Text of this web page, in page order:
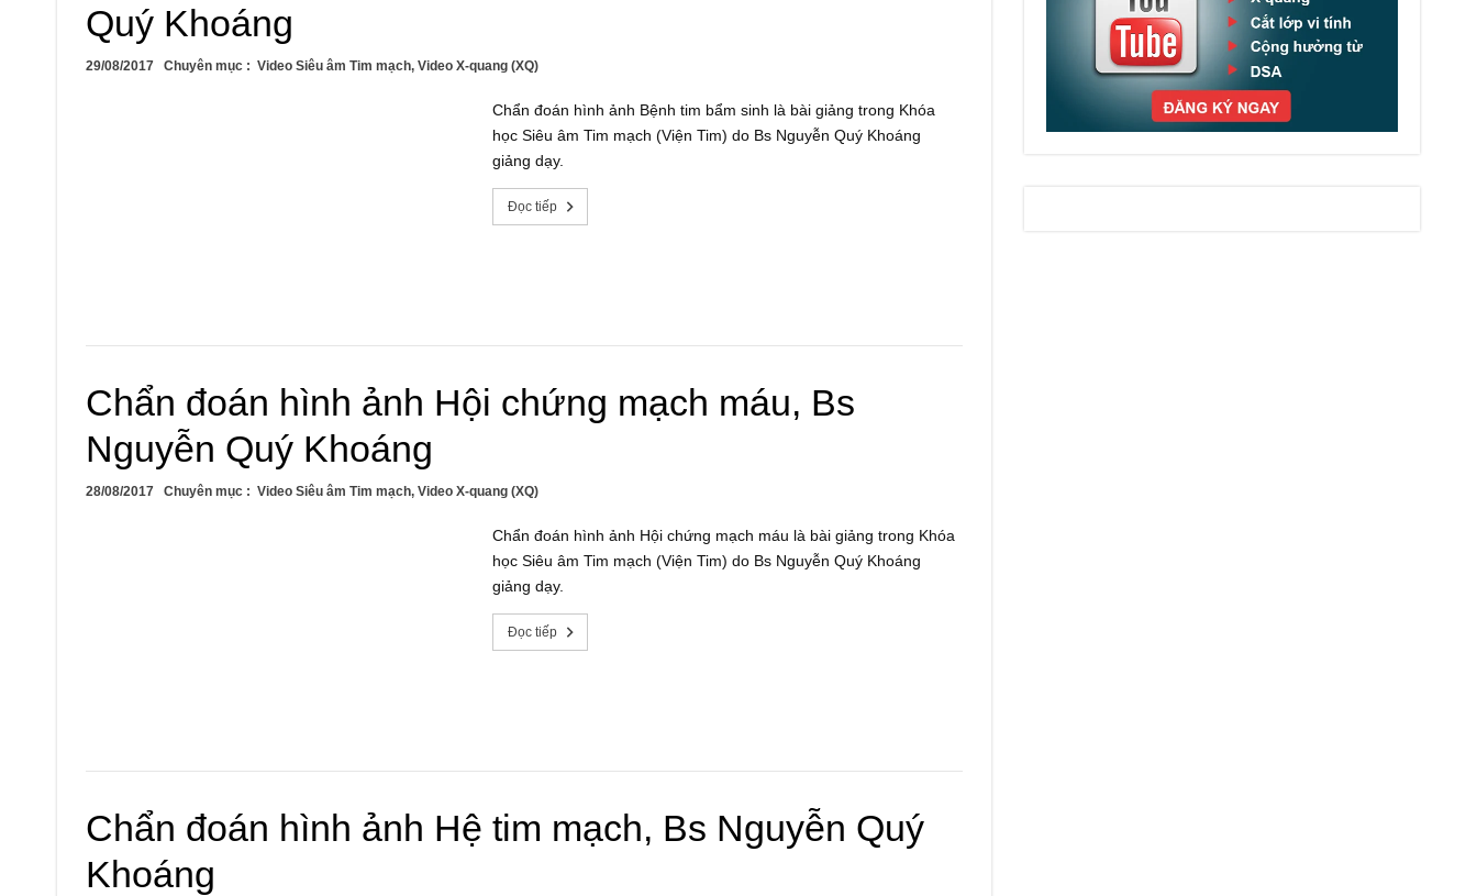
Quý Khoáng
29/08/2017 Chuyên mục : Video Siêu âm Tim mạch, Video X-quang (XQ)
Chẩn đoán hình ảnh Bệnh tim bẩm sinh là bài giảng trong Khóa
học Siêu âm Tim mạch (Viện Tim) do Bs Nguyễn Quý Khoáng
giảng dạy.
Đọc tiếp
Chẩn đoán hình ảnh Hội chứng mạch máu, Bs
Nguyễn Quý Khoáng
28/08/2017 Chuyên mục : Video Siêu âm Tim mạch, Video X-quang (XQ)
Chẩn đoán hình ảnh Hội chứng mạch máu là bài giảng trong Khóa
học Siêu âm Tim mạch (Viện Tim) do Bs Nguyễn Quý Khoáng
giảng dạy.
Đọc tiếp
Chẩn đoán hình ảnh Hệ tim mạch, Bs Nguyễn Quý
Khoáng